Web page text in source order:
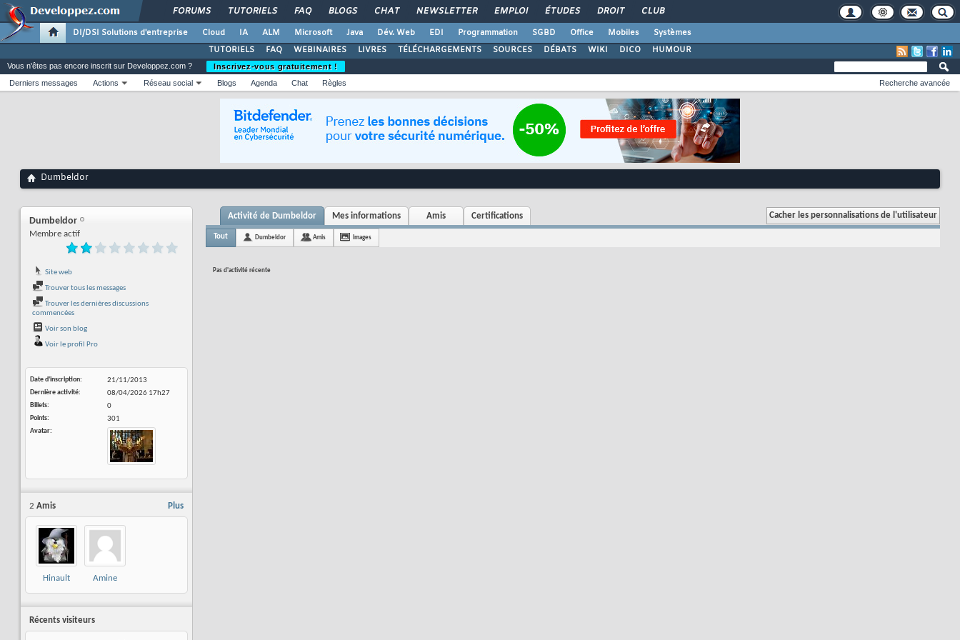
FORUMS TUTORIELS FAQ BLOGS CHAT NEWSLETTER EMPLOI ÉTUDES DROIT CLUB
DI/DSI Solutions d'entreprise Cloud IA ALM Microsoft Java Dév. Web EDI Programmation SGBD Office Mobiles
Systèmes
TUTORIELS
FAQ WEBINAIRES LIVRES TÉLÉCHARGEMENTS SOURCES DÉBATS WIKI DICO HUMOUR
Vous n'êtes pas encore inscrit sur Developpez.com ?
Inscrivez-vous gratuitement !
Derniers messages
Actions Réseau social Blogs Agenda Chat Règles Recherche avancée
Dumbeldor
Dumbeldor
Membre actif
Site web
Trouver tous les messages
Trouver les dernières discussions
commencées
Voir son blog
Voir le profil Pro
Date d'inscription
21/11/2013
Dernière activité
08/04/2026 17h27
Billets
0
Points
301
Avatar
Plus
2 Amis
Hinault
Amine
Récents visiteurs
Activité de Dumbeldor Mes informations Amis Certifications
Tout Dumbeldor Amis Images
Pas d'activité récente